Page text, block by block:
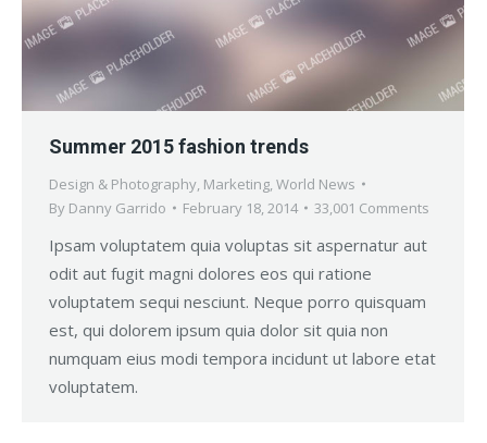
Summer 2015 fashion trends
Design & Photography, Marketing,World News
By Danny Garrido February 18, 2014 33,001 Comments
Ipsam voluptatem quia voluptas sit aspernatur aut
odit aut fugit magni dolores eos qui ratione
voluptatem sequi nesciunt. Neque porro quisquam
est, qui dolorem ipsum quia dolor sit quia non
numquam eius modi tempora incidunt ut labore etat
voluptatem.